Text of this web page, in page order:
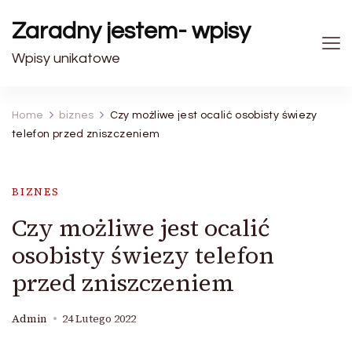
Zaradny jestem- wpisy
Wpisy unikatowe
Home biznes
Czy możliwe jest ocalić osobisty świezy
telefon przed zniszczeniem
BIZNES
Czy możliwe jest ocalić
osobisty świezy telefon
przed zniszczeniem
Admin 24 Lutego 2022